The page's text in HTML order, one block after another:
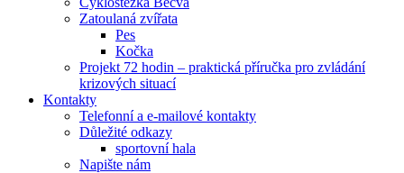
Zatoulaná zvířata
Pes
Kočka
Projekt 72 hodin – praktická příručka pro zvládání
krizových situací
Kontakty
Telefonní a e-mailové kontakty
Důležité odkazy
sportovní hala
Napište nám